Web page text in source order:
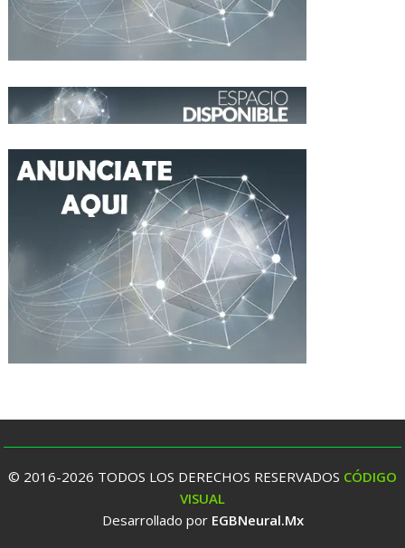
© 2016-2026 TODOS LOS DERECHOS RESERVADOS CÓDIGO
VISUAL
Desarrollado por EGBNeural.Mx